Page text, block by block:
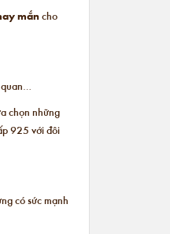
mắncho
quan…
chọn những
925 với đôi
có sức mạnh